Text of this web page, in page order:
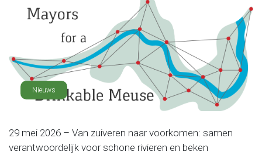
Nieuws
29 mei 2026 – Van zuiveren naar voorkomen: samen
verantwoordelijk voor schone rivieren en beken